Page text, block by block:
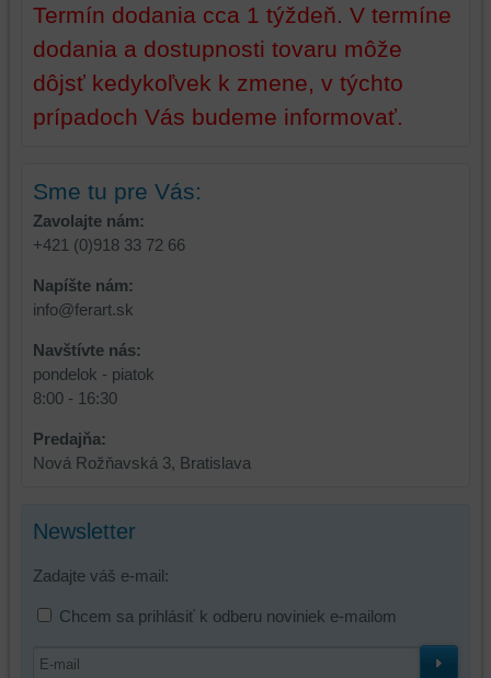
Termín dodania cca 1 týždeň. V termíne
dodania a dostupnosti tovaru môže
dôjsť kedykoľvek k zmene, v týchto
prípadoch Vás budeme informovať.
Sme tu pre Vás:
Zavolajte nám:
+421 (0)918 33 72 66
Napíšte nám:
info@ferart.sk
Navštívte nás:
pondelok - piatok
8:00 - 16:30
Predajňa:
Nová Rožňavská 3, Bratislava
Newsletter
Zadajte váš e-mail:
Chcem sa prihlásiť k odberu noviniek e-mailom